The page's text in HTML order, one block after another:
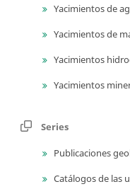
Yacimientos de
Yacimientos de
Yacimientos
Yacimientos
Series
Publicaciones
Catálogos de las